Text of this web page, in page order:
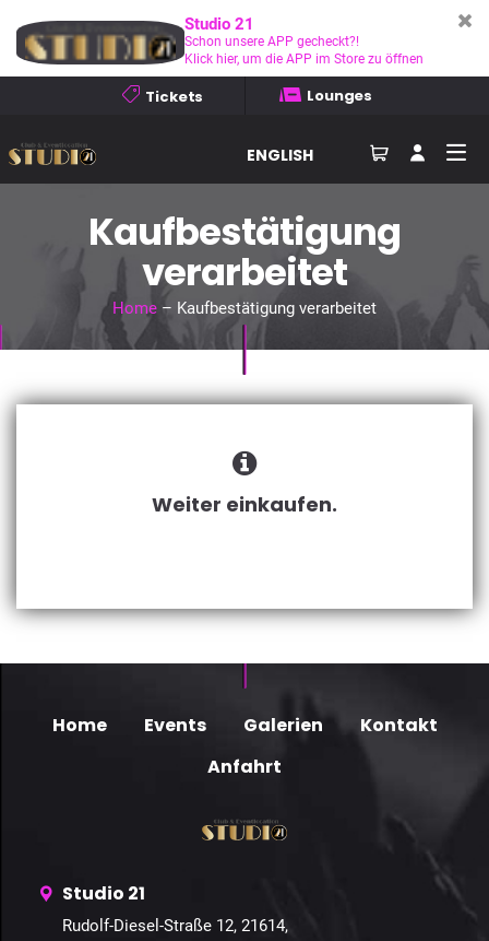
Tickets Lounges
ENGLISH
Kaufbestätigung
verarbeitet
Home – Kaufbestätigung verarbeitet
Weiter einkaufen.
Home Events Galerien
Kontakt
Anfahrt
Studio 21
Rudolf-Diesel-Straße 12, 21614,
Studio 21
Schon unsere APP gecheckt?!
Klick hier, um die APP im Store zu öffnen